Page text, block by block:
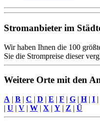
Stromanbieter im
Wir haben Ihnen die 100
Sie die Strompreise dieser
Weitere Orte mit den
A | B | C | D | E | F | G | H| I |
| U | V | W | X | Y | Z | Ü